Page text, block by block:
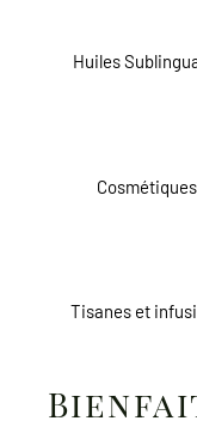
Huiles
Cosmétiques
Tisanes et